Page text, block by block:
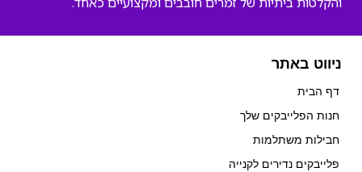
ניווט באתר
דף הבית
חנות הפלייבקים שלך
חבילות משתלמות
פלייבקים נדירים לקנייה